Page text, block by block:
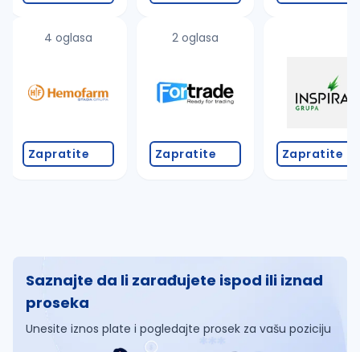
4 oglasa
Zapratite
2 oglasa
Zapratite Zapratite
Saznajte da li zarađujete ispod ili iznad
proseka
Unesite iznos plate i pogledajte prosek za vašu poziciju